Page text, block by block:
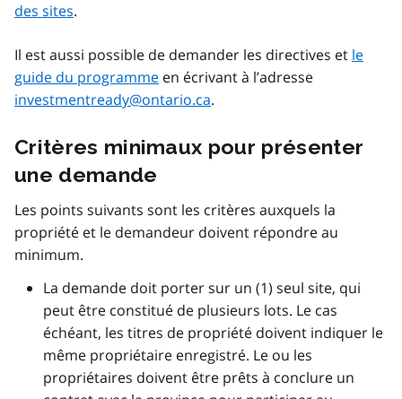
des sites.
Il est aussi possible de demander les directives et le
guide du programme en écrivant à l’adresse
investmentready@ontario.ca.
Critères minimaux pour présenter
une demande
Les points suivants sont les critères auxquels la
propriété et le demandeur doivent répondre au
minimum.
La demande doit porter sur un (1) seul site, qui
peut être constitué de plusieurs lots. Le cas
échéant, les titres de propriété doivent indiquer le
même propriétaire enregistré. Le ou les
propriétaires doivent être prêts à conclure un